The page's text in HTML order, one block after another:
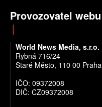
Provozovatel webu
World News Media, s.r.o.
Rybná 716/24
Staré Město, 110 00 Praha
IČO: 09372008
DIČ: CZ09372008